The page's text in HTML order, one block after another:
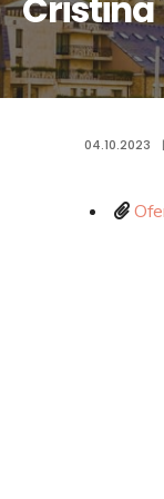
Cristina
04.10.2023 |